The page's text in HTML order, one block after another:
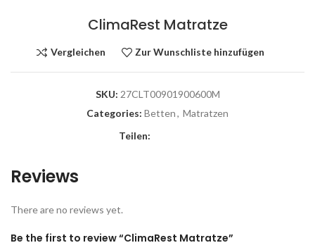
ClimaRest Matratze
Vergleichen Zur Wunschliste hinzufügen
SKU: 27CLT00901900600M
Categories: Betten, Matratzen
Teilen:
Reviews
There are no reviews yet.
Be the first to review “ClimaRest Matratze”